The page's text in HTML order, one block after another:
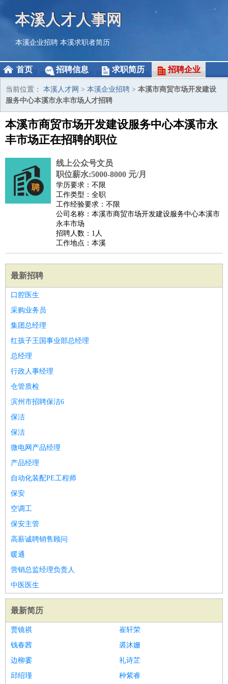
本溪人才人事网
本溪企业招聘 本溪求职者简历
首页 招聘信息 求职简历 招聘企业
当前位置： 本溪人才网 > 本溪企业招聘 > 本溪市商贸市场开发建设
服务中心本溪市永丰市场人才招聘
本溪市商贸市场开发建设服务中心本溪市永
丰市场正在招聘的职位
线上公众号文员
职位薪水:5000-8000 元/月
学历要求：不限
工作类型：全职
工作经验要求：不限
公司名称：本溪市商贸市场开发建设服务中心本溪市
永丰市场
招聘人数：1人
工作地点：本溪
最新招聘
口腔医生
采购业务员
集团总经理
红孩子王国事业部总经理
总经理
行政人事经理
仓管质检
滨州市招聘保洁6
保洁
保洁
微电网产品经理
产品经理
自动化装配PE工程师
保安
空调工
保安主管
高薪诚聘销售顾问
暖通
营销总监经理负责人
中医医生
最新简历
贾镜祺
崔轩荣
钱春茜
裘沐姗
边柳霎
礼诗芷
邱绍瑾
种紫睿